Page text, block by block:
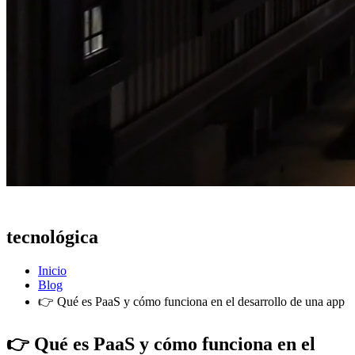
tecnológica
Inicio
Blog
👉 Qué es PaaS y cómo funciona en el desarrollo de una app
👉 Qué es PaaS y cómo funciona en el